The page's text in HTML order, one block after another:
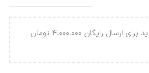
حداقل میزان خرید برای ارسال رایگان 4.000.000 تومان